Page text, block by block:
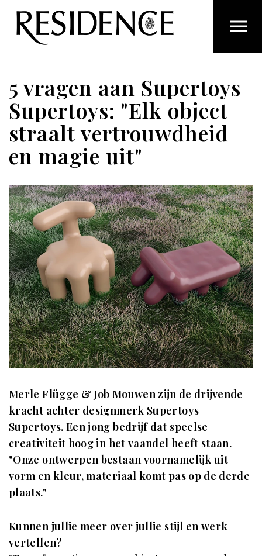
Overslaan en ga direct naar de inhoud
5 vragen aan Supertoys
Supertoys: "Elk object
straalt vertrouwdheid
en magie uit"
Merle Flügge & Job Mouwen zijn de drijvende
kracht achter designmerk Supertoys
Supertoys. Een jong bedrijf dat speelse
creativiteit hoog in het vaandel heeft staan.
"Onze ontwerpen bestaan voornamelijk uit
vorm en kleur, materiaal komt pas op de derde
plaats."
Kunnen jullie meer over jullie stijl en werk
vertellen?